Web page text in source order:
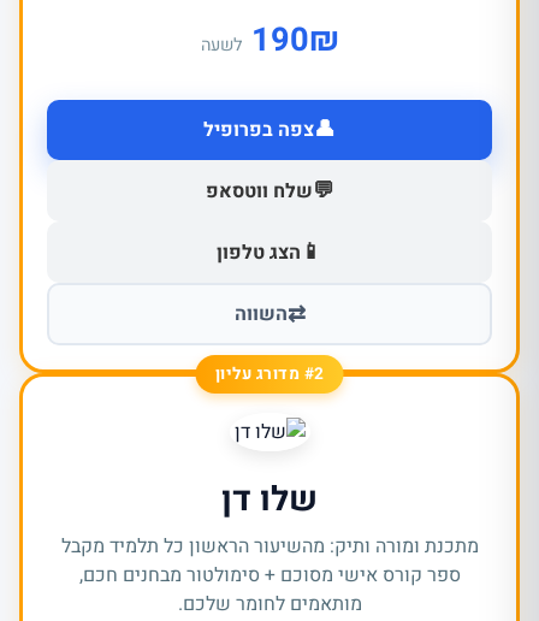
₪
190 לשעה
👤צפה בפרופיל
💬שלח ווטסאפ
📱 הצג טלפון
⇄השווה
#2 מדורג עליון
שלו דן
מתכנת ומורה ותיק: מהשיעור הראשון כל תלמיד מקבל
ספר קורס אישי מסוכם + סימולטור מבחנים חכם,
מותאמים לחומר שלכם.